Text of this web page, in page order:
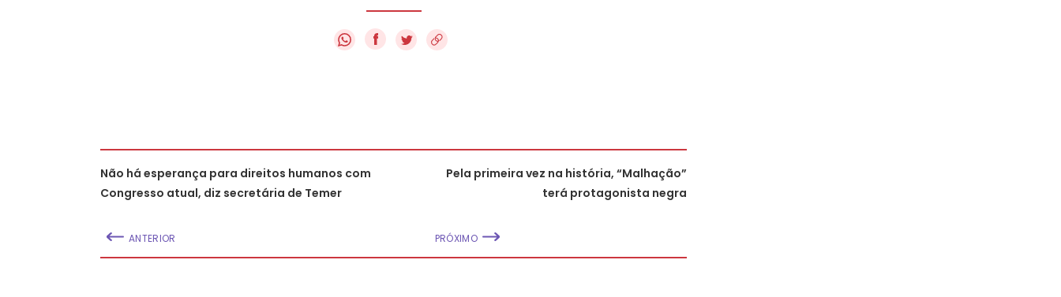
f
Não há esperança para direitos humanos com
Congresso atual, diz secretária de Temer
ANTERIOR
Pela primeira vez na história, “Malhação”
terá protagonista negra
PRÓXIMO